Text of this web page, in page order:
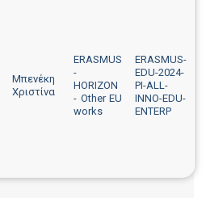
Μπενέκη
Χριστίνα
ERASMUS
-
HORIZON
- Other EU
works
ERASMUS-
EDU-2024-
PI-ALL-
INNO-EDU-
ENTERP